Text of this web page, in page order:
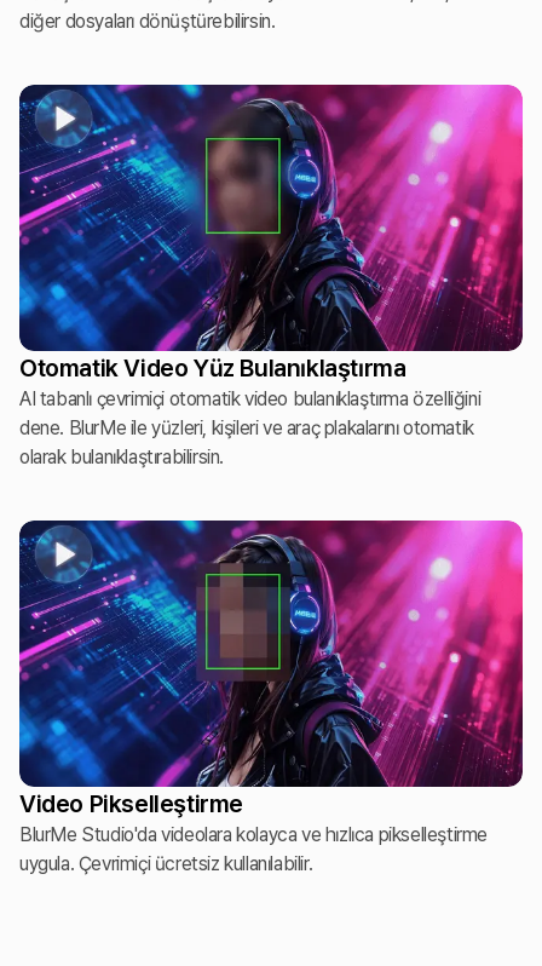
diğer dosyaları dönüştürebilirsin.
Otomatik Video Yüz Bulanıklaştırma
AI tabanlı çevrimiçi otomatik video bulanıklaştırma özelliğini
dene. BlurMe ile yüzleri, kişileri ve araç plakalarını otomatik
olarak bulanıklaştırabilirsin.
Video Pikselleştirme
BlurMe Studio'da videolara kolayca ve hızlıca pikselleştirme
uygula. Çevrimiçi ücretsiz kullanılabilir.